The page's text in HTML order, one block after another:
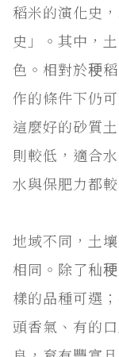
稻米的演化史
史」。其中，
色。相對於稉
作的條件下仍
這麼好的砂質
則較低，適合
水與保肥力都
地域不同，土
相同。除了秈
樣的品種可選
頭香氣、有的